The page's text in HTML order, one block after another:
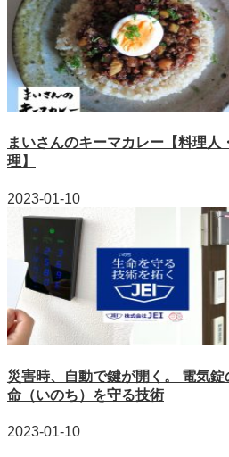
まいさんのキーマカレー【料理人
理】
2023-01-10
災害時、自動で鍵が開く。 電気
命（いのち）を守る技術
2023-01-10